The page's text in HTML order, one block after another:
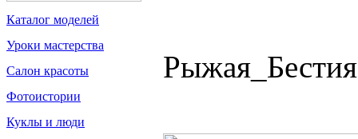
Каталог моделей
Уроки мастерства
Салон красоты
Фотоистории
Куклы и люди